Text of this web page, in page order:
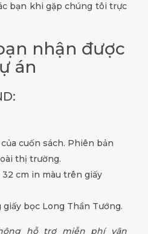
bạn khi gặp chúng tôi trực
nhận được
án
cuốn sách. Phiên bản
thị trường.
cm in màu trên giấy
bọc Long Thần Tướng.
hỗ trợ miễn phí vận